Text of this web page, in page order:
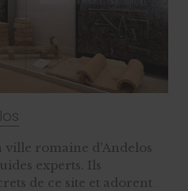
ville romaine d'Andelos
experts. Ils
de ce site et adorent